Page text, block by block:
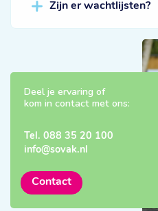
Zijn er wachtlijsten?
Deel je ervaring of
kom in contact met ons:
Tel. 088 35 20 100
info@sovak.nl
Contact